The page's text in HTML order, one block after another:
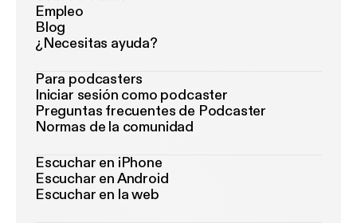
Empleo
Blog
¿Necesitas ayuda?
Para podcasters
Iniciar sesión como podcaster
Preguntas frecuentes de Podcaster
Normas de la comunidad
Escuchar en iPhone
Escuchar en Android
Escuchar en la web